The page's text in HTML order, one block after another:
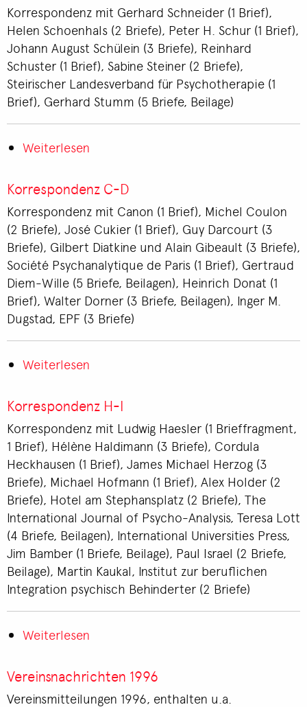
Korrespondenz mit Gerhard Schneider (1 Brief),
Helen Schoenhals (2 Briefe), Peter H. Schur (1 Brief),
Johann August Schülein (3 Briefe), Reinhard
Schuster (1 Brief), Sabine Steiner (2 Briefe),
Steirischer Landesverband für Psychotherapie (1
Brief), Gerhard Stumm (5 Briefe, Beilage)
Weiterlesen
Sch-
Korrespondenz C-D
Korrespondenz mit Canon (1 Brief), Michel Coulon
(2 Briefe), José Cukier (1 Brief), Guy Darcourt (3
Briefe), Gilbert Diatkine und Alain Gibeault (3 Briefe),
Société Psychanalytique de Paris (1 Brief), Gertraud
Diem-Wille (5 Briefe, Beilagen), Heinrich Donat (1
Brief), Walter Dorner (3 Briefe, Beilagen), Inger M.
Dugstad, EPF (3 Briefe)
Weiterlesen
C-
Korrespondenz H-I
Korrespondenz mit Ludwig Haesler (1 Brieffragment,
1 Brief), Hélène Haldimann (3 Briefe), Cordula
Heckhausen (1 Brief), James Michael Herzog (3
Briefe), Michael Hofmann (1 Brief), Alex Holder (2
Briefe), Hotel am Stephansplatz (2 Briefe), The
International Journal of Psycho-Analysis, Teresa Lott
(4 Briefe, Beilagen), International Universities Press,
Jim Bamber (1 Briefe, Beilage), Paul Israel (2 Briefe,
Beilage), Martin Kaukal, Institut zur beruflichen
Integration psychisch Behinderter (2 Briefe)
Weiterlesen
H-
Vereinsnachrichten 1996
Vereinsmitteilungen 1996, enthalten u.a.